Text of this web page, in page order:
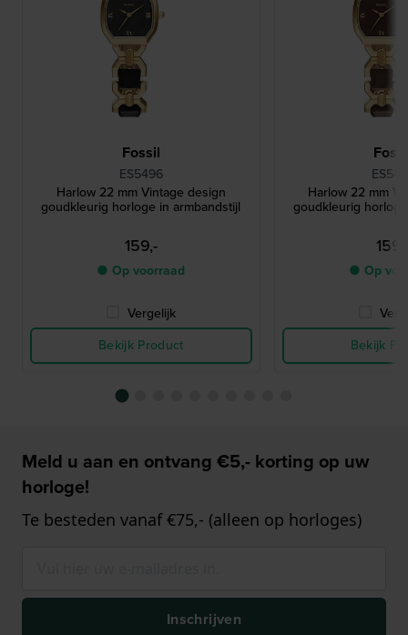
Fossil
ES5496
Harlow 22 mm Vintage design
goudkleurig horloge in armbandstijl
159,-
● Op voorraad
Vergelijk
Bekijk Product
Harlow 22 mm
goudkleurig
● Op
Bekijk
Meld u aan en ontvang €5,- korting op uw
horloge!
Te besteden vanaf €75,- (alleen op horloges)
Inschrijven